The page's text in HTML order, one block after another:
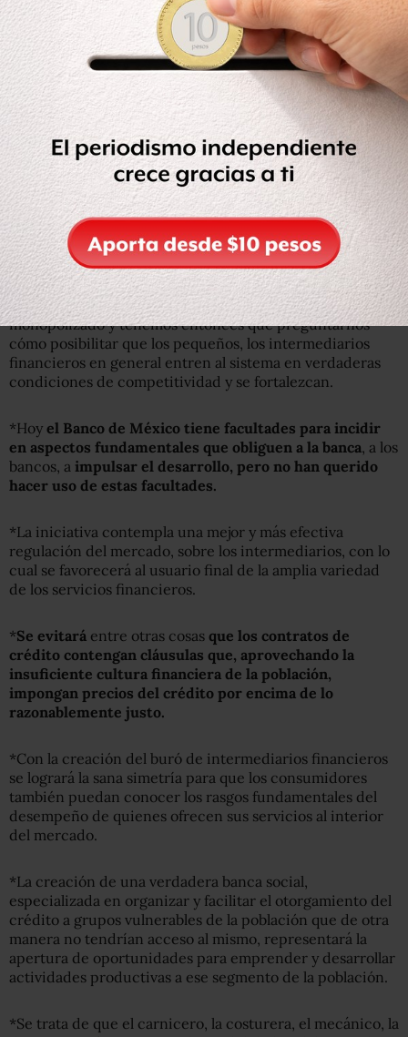
alto que la banca comercial por los factorajes y todo el
conjunto de intermediaciones que desarrollan, piden
más garantías a quienes les prestan que la banca
comercial. No apuestan al desarrollo, piensan solamente
en tener números negros y no están pensando en el
desarrollo del país.
*Tenemos una enorme contradicción, porque mientras
que las Micro, Pequeñas y Medianas empresas generan
alrededor del 70% de los empleos en el país, sólo
reciben el 5% del crédito nacional.
*Cinco instituciones bancarias controlan prácticamente
todo el mercado financiero y entonces no hay
competencia. Hay un sistema bancario financiero,
monopolizado y tenemos entonces que preguntarnos
cómo posibilitar que los pequeños, los intermediarios
financieros en general entren al sistema en verdaderas
condiciones de competitividad y se fortalezcan.
*Hoy el Banco de México tiene facultades para incidir
en aspectos fundamentales que obliguen a la banca , a los
bancos, a impulsar el desarrollo, pero no han querido
hacer uso de estas facultades.
*La iniciativa contempla una mejor y más efectiva
regulación del mercado, sobre los intermediarios, con lo
cual se favorecerá al usuario final de la amplia variedad
de los servicios financieros.
*Se evitará entre otras cosas que los contratos de
crédito contengan cláusulas que, aprovechando la
insuficiente cultura financiera de la población,
impongan precios del crédito por encima de lo
razonablemente justo.
*Con la creación del buró de intermediarios financieros
se logrará la sana simetría para que los consumidores
también puedan conocer los rasgos fundamentales del
desempeño de quienes ofrecen sus servicios al interior
del mercado.
*La creación de una verdadera banca social,
especializada en organizar y facilitar el otorgamiento del
crédito a grupos vulnerables de la población que de otra
manera no tendrían acceso al mismo, representará la
apertura de oportunidades para emprender y desarrollar
actividades productivas a ese segmento de la población.
*Se trata de que el carnicero, la costurera, el mecánico, la